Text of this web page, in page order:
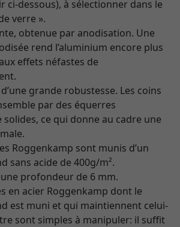
ci-dessous), à sélectionner dans le
verre ».
obtenue par anodisation. Une
rend l’aluminium encore plus
effets néfastes de
grande robustesse. Les coins
par des équerres
solides, ce qui donne au cadre une
Roggenkamp sont munis d’un
sans acide de 400g/m².
profondeur de 6 mm.
en acier Roggenkamp dont le
est muni et qui maintiennent celui-
sont simples à manipuler: il suffit